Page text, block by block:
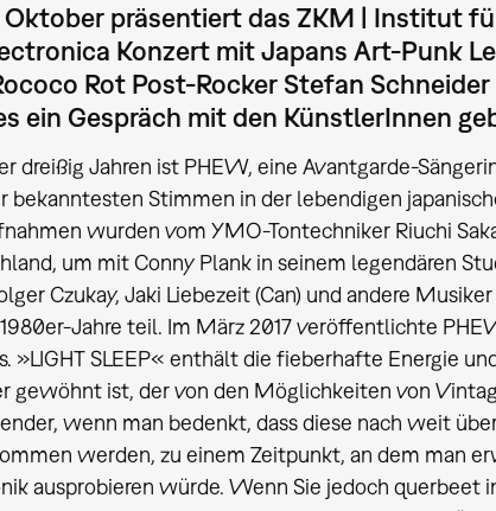
Oktober präsentiert das ZKM | Institut
Konzert mit Japans Art-Punk
Rot Post-Rocker Stefan
ein Gespräch mit den KünstlerInnen
dreißig Jahren ist PHEW, eine Avantgarde-
bekanntesten Stimmen in der lebendigen
wurden vom YMO-Tontechniker Riuchi
um mit Conny Plank in seinem legendären
Czukay, Jaki Liebezeit (Can) und andere
Jahre teil. Im März 2017 veröffentlichte
»LIGHT SLEEP« enthält die fieberhafte Energie
gewöhnt ist, der von den Möglichkeiten von
wenn man bedenkt, dass diese nach weit
werden, zu einem Zeitpunkt, an dem man
ausprobieren würde. Wenn Sie jedoch querbeet